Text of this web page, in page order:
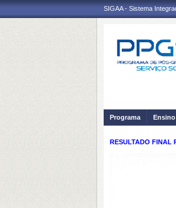
SIGAA - Sistema
Programa Ensino
RESULTADO FINAL